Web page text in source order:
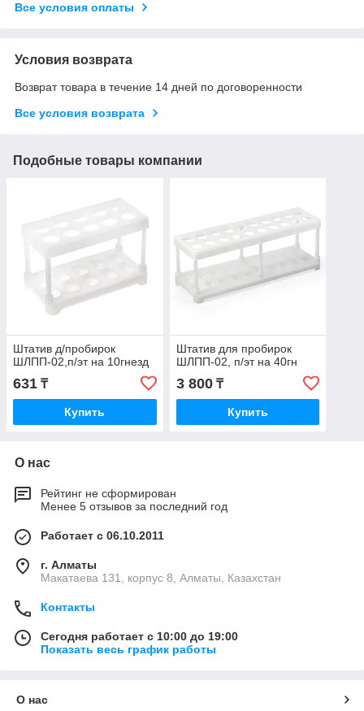
Все условия оплаты
Условия возврата
Возврат товара в течение 14 дней по договоренности
Все условия возврата
Подобные товары компании
Штатив д/пробирок
ШЛПП-02,п/эт на 10гнезд
631 ₸
Купить
Штатив для пробирок
ШЛПП-02, п/эт на 40гн
3 800₸
Купить
О нас
Рейтинг не сформирован
Менее 5 отзывов за последний год
Работает с 06.10.2011
г. Алматы
Макатаева 131, корпус 8, Алматы, Казахстан
Контакты
Сегодня работает с 10:00 до 19:00
Показать весь график работы
О нас